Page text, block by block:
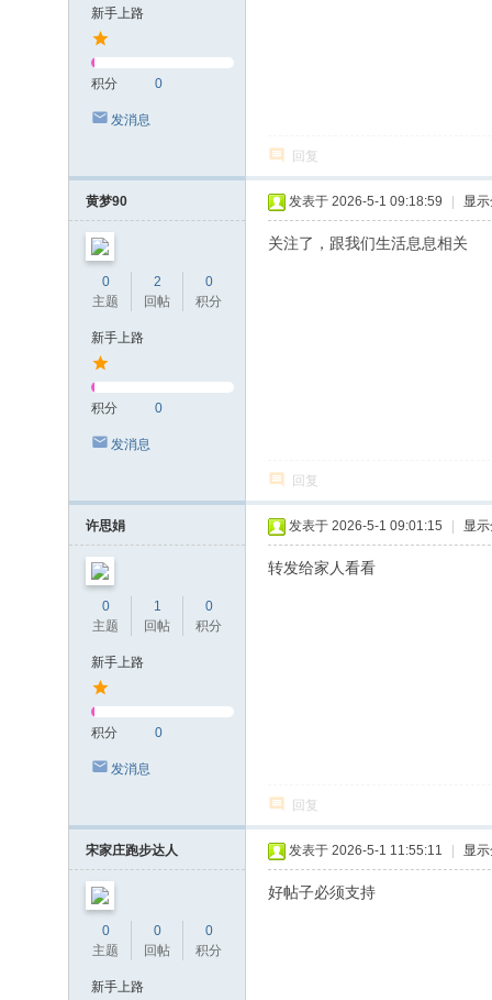
新手上路
积分 0
发消息
回复
黄梦90
0
主题
2
回帖
0
积分
新手上路
积分 0
发消息
发表于 2026-5-1 09:18:59 显
关注了，跟我们生活息息相关
回复
许思娟
0
主题
1
回帖
0
积分
新手上路
积分 0
发消息
发表于 2026-5-1 09:01:15 显
转发给家人看看
回复
宋家庄跑步达人
0
主题
0
回帖
0
积分
新手上路
发表于 2026-5-1 11:55:11 显
好帖子必须支持